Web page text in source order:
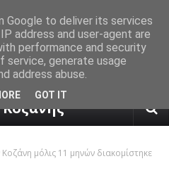
πρόγνωση καιρού από το
μόλις 11 μηνών διακομίστηκε
Google to deliver its services
address and user-agent are
performance and security
generate usage
address abuse.
GOT IT